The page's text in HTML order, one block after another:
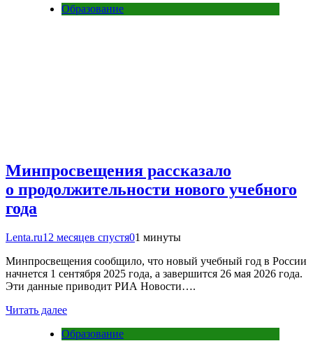
Образование
Минпросвещения рассказало
о продолжительности нового учебного
года
Lenta.ru12 месяцев спустя01 минуты
Минпросвещения сообщило, что новый учебный год в России
начнется 1 сентября 2025 года, а завершится 26 мая 2026 года.
Эти данные приводит РИА Новости….
Читать далее
Образование